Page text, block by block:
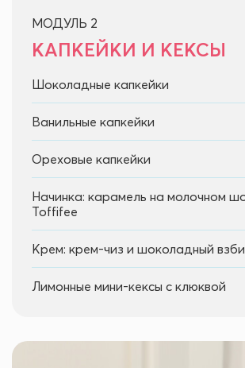
МОДУЛЬ 2
КАПКЕЙКИ И КЕКСЫ
Шоколадные капкейки
Ванильные капкейки
Ореховые капкейки
Начинка: карамель на молочном
Toffifee
Крем: крем-чиз и шоколадный
Лимонные мини-кексы с клюквой